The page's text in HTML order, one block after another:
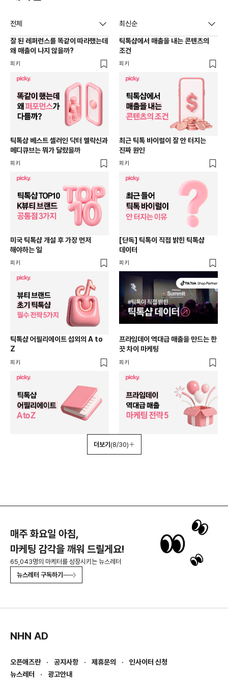
전체 최신순
잘 된 레퍼런스를 똑같이 따라했는데
왜 매출이 나지 않을까?
피키
틱톡샵에서 매출을 내는 콘텐츠의
조건
피키
틱톡샵 베스트 셀러인 닥터 멜락신과
메디큐브는 뭐가 달랐을까
피키
최근 틱톡 바이럴이 잘 안 터지는
진짜 원인
피키
미국 틱톡샵 개설 후 가장 먼저
해야하는 일
피키
[단독] 틱톡이 직접 밝힌 틱톡샵
데이터
피키
틱톡샵 어필리에이트 섭외의 A to
Z
피키
프라임데이 역대급 매출을 만드는 한
끗 차이 마케팅
피키
더보기(8/30)
매주 화요일 아침,
마케팅 감각을 깨워 드릴게요!
65,043명의 마케터를 성장시키는 뉴스레터
뉴스레터 구독하기
NHN AD
오픈애즈란 공지사항 제휴문의
인사이터 신청
뉴스레터
광고안내